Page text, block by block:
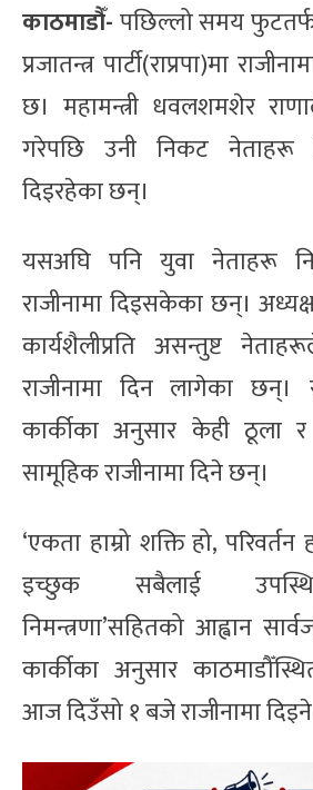
काठमाडौँ-पछिल्लो समय फुटतर्फ
प्रजातन्त्र पार्टी(राप्रपा)मा
छ। महामन्त्री धवलशमशेर
गरेपछि उनी निकट नेताहरू
दिइरहेका छन्।
यसअघि पनि युवा नेताहरू
राजीनामा दिइसकेका छन्।
कार्यशैलीप्रति असन्तुष्ट
राजीनामा दिन लागेका छन्।
कार्कीका अनुसार केही
सामूहिक राजीनामा दिने छन्।
‘एकता हाम्रो शक्ति हो,
इच्छुक सबैलाई
निमन्त्रणा’सहितको आह्वान
कार्कीका अनुसार
आज दिउँसो १ बजे राजीनामा